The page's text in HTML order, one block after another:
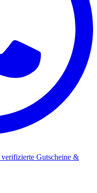
Gutscheine &